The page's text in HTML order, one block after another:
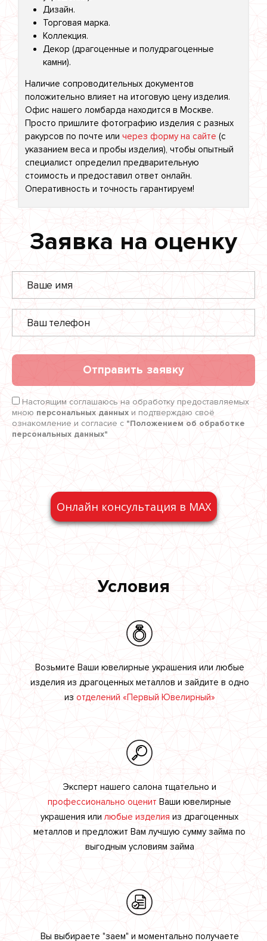
Дизайн.
Торговая марка.
Коллекция.
Декор (драгоценные и полудрагоценные
камни).
Наличие сопроводительных документов
положительно влияет на итоговую цену изделия.
Офис нашего ломбарда находится в Москве.
Просто пришлите фотографию изделия с разных
ракурсов по почте или через форму на сайте (с
указанием веса и пробы изделия), чтобы опытный
специалист определил предварительную
стоимость и предоставил ответ онлайн.
Оперативность и точность гарантируем!
Заявка на оценку
Отправить заявку
Настоящим соглашаюсь на обработку предоставляемых
мною персональных данных и подтверждаю своё
ознакомление и согласие с "Положением об обработке
персональных данных"
Онлайн консультация в MAX
Условия
Возьмите Ваши ювелирные украшения или любые
изделия из драгоценных металлов и зайдите в одно
из отделений «Первый Ювелирный»
Эксперт нашего салона тщательно и
профессионально оценит Ваши ювелирные
украшения или любые изделия из драгоценных
металлов и предложит Вам лучшую сумму займа по
выгодным условиям займа
Вы выбираете "заем" и моментально получаете